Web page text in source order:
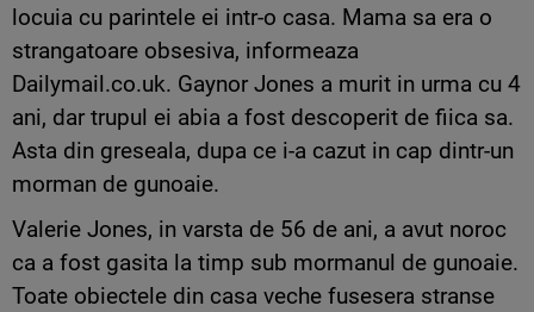
locuia cu parintele ei intr-o casa. Mama sa era o
strangatoare obsesiva, informeaza
Dailymail.co.uk. Gaynor Jones a murit in urma cu 4
ani, dar trupul ei abia a fost descoperit de fiica sa.
Asta din greseala, dupa ce i-a cazut in cap dintr-un
morman de gunoaie.
Valerie Jones, in varsta de 56 de ani, a avut noroc
ca a fost gasita la timp sub mormanul de gunoaie.
Toate obiectele din casa veche fusesera stranse